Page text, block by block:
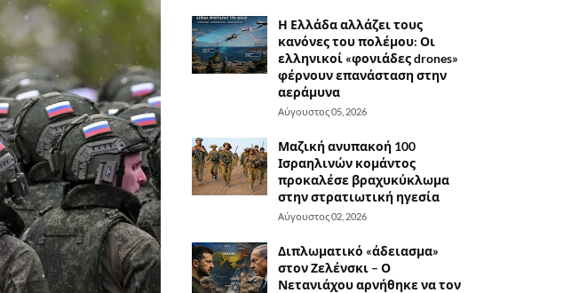
Η Ελλάδα αλλάζει τους
κανόνες του πολέμου: Οι
ελληνικοί «φονιάδες drones»
φέρνουν επανάσταση στην
αεράμυνα
Αύγουστος 05, 2026
Μαζική ανυπακοή 100
Ισραηλινών κομάντος
προκαλέσε βραχυκύκλωμα
στην στρατιωτική ηγεσία
Αύγουστος 02, 2026
Διπλωματικό «άδειασμα»
στον Ζελένσκι – Ο
Νετανιάχου αρνήθηκε να τον